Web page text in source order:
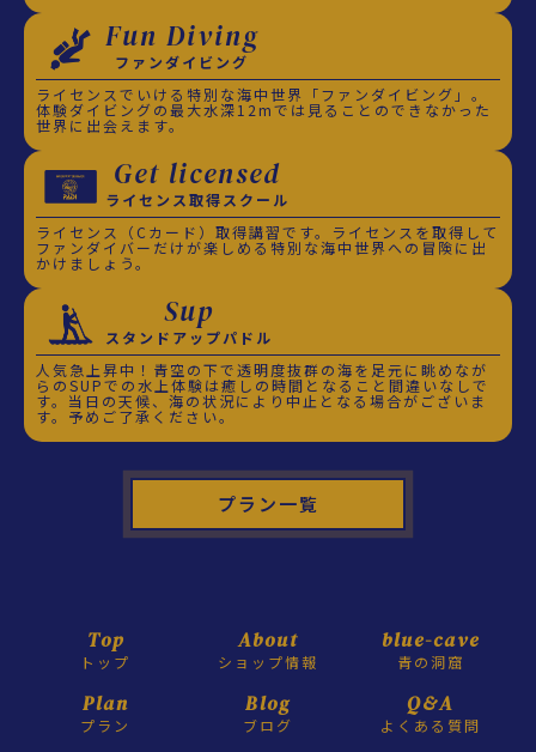
Fun Diving
ファンダイビング
ライセンスでいける特別な海中世界「ファンダイビング」。
体験ダイビングの最大水深12mでは見ることのできなかった
世界に出会えます。
Get licensed
ライセンス取得スクール
ライセンス（Cカード）取得講習です。ライセンスを取得して
ファンダイバーだけが楽しめる特別な海中世界への冒険に出
かけましょう。
Sup
スタンドアップパドル
人気急上昇中！青空の下で透明度抜群の海を足元に眺めなが
らのSUPでの水上体験は癒しの時間となること間違いなしで
す。当日の天候、海の状況により中止となる場合がございま
す。予めご了承ください。
プラン一覧
Top
トップ
About
ショップ情報
blue-cave
青の洞窟
Plan
プラン
Blog
ブログ
Q&A
よくある質問